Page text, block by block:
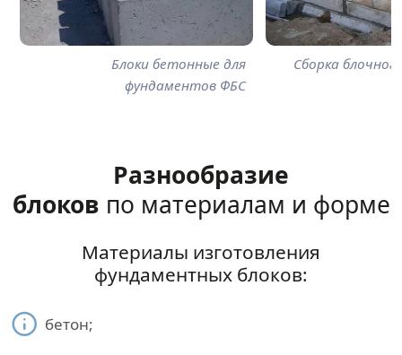
Блоки бетонные для
фундаментов ФБС
Сборка
Разнообразие
блоков по материалам и форме
Материалы изготовления
фундаментных блоков:
бетон;